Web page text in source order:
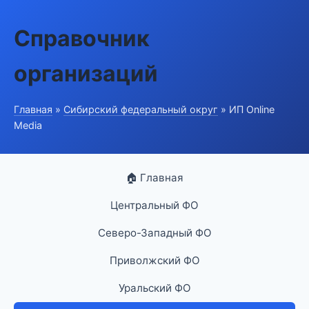
Справочник
организаций
Главная » Сибирский федеральный округ » ИП Online
Media
🏠 Главная
Центральный ФО
Северо-Западный ФО
Приволжский ФО
Уральский ФО